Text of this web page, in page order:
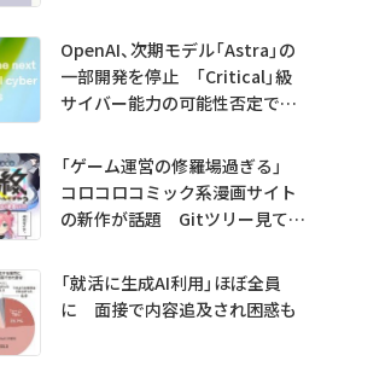
OpenAI、次期モデル「Astra」の
一部開発を停止 「Critical」級
サイバー能力の可能性否定でき
「ゲーム運営の修羅場過ぎる」
コロコロコミック系漫画サイト
の新作が話題 Gitツリー見てガ
「就活に生成AI利用」ほぼ全員
に 面接で内容追及され困惑も